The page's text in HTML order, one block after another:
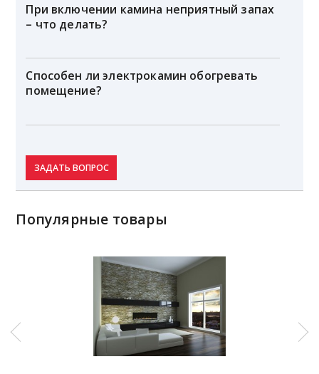
При включении камина неприятный запах
– что делать?
Способен ли электрокамин обогревать
помещение?
ЗАДАТЬ ВОПРОС
Популярные товары